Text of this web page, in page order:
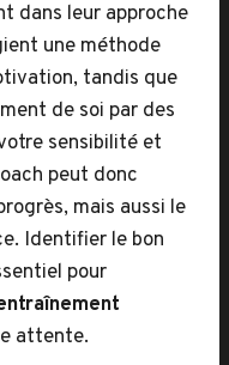
dans leur approche
une méthode
tandis que
de soi par des
sensibilité et
peut donc
mais aussi le
Identifier le bon
pour
attente.